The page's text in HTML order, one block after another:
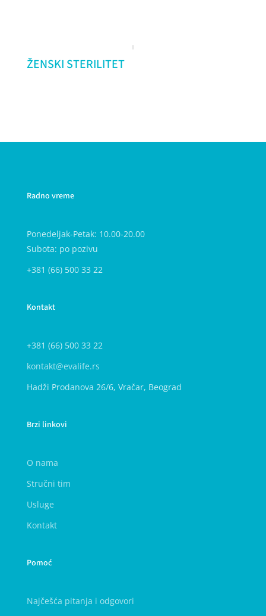
ŽENSKI STERILITET
Radno vreme
Ponedeljak-Petak: 10.00-20.00
Subota: po pozivu
+381 (66) 500 33 22
Kontakt
+381 (66) 500 33 22
kontakt@evalife.rs
Hadži Prodanova 26/6, Vračar, Beograd
Brzi linkovi
O nama
Stručni tim
Usluge
Kontakt
Pomoć
Najčešća pitanja i odgovori